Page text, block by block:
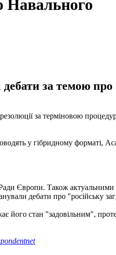
Навального
за темою
за терміновою
у гібридному форматі,
Європи. Також
дебати про "російську
його стан "задовільним",